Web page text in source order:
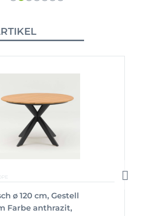
ø 120 cm, Gestell
Farbe anthrazit,